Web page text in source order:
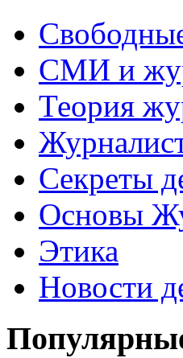
СМИ и
Теория
Секреты
Основы
Этика
Новости